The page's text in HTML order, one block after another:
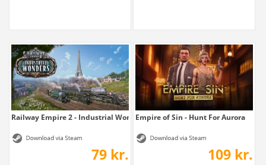
Railway Empire 2 - Industrial Wonders
79 kr.
Empire of Sin - Hunt For Aurora
109 kr.